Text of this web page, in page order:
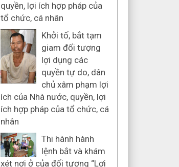
quyền, lợi ích hợp pháp của
tổ chức, cá nhân
Khởi tố, bắt tạm
giam đối tượng
lợi dụng các
quyền tự do, dân
chủ xâm phạm lợi
ích của Nhà nước, quyền, lợi
ích hợp pháp của tổ chức, cá
nhân
Thi hành hành
lệnh bắt và khám
xét nơi ở của đối tượng “Lợi